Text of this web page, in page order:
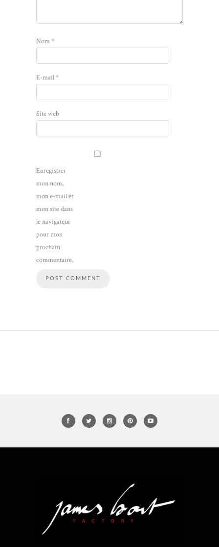
Nom*
E-mail*
Site web
Enregistrer
mon nom,
mon e-mail et
mon site dans
le navigateur
pour mon
prochain
commentaire.